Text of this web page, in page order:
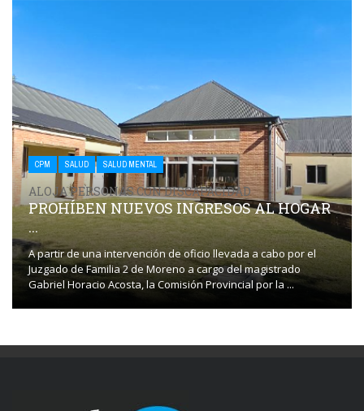
CPM SALUD SALUD MENTAL
ALOJA PERSONAS CON DISCAPACIDAD
PROHÍBEN NUEVOS INGRESOS AL HOGAR
...
A partir de una intervención de oficio llevada a cabo por el
Juzgado de Familia 2 de Moreno a cargo del magistrado
Gabriel Horacio Acosta, la Comisión Provincial por la ...